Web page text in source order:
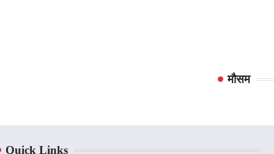
मौसम
Quick Links